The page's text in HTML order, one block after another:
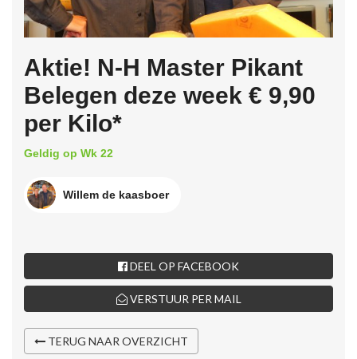
Aktie! N-H Master Pikant
Belegen deze week € 9,90
per Kilo*
Geldig op Wk 22
Willem de kaasboer
DEEL OP FACEBOOK
VERSTUUR PER MAIL
TERUG NAAR OVERZICHT